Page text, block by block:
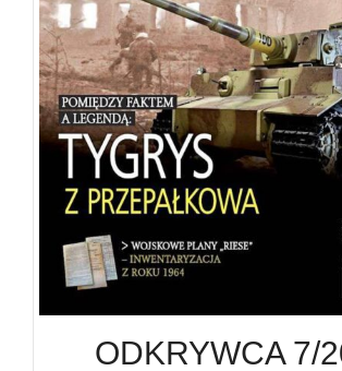
ODKRYWCA 7/